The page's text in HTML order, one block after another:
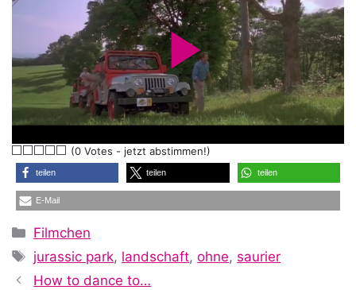
P
l
a
y
(0 Votes - jetzt abstimmen!)
teilen teilen teilen
E-Mail
Kategorien
Filmchen
Schlagwörter
jurassic park, landschaft,ohne, saurier
How to dance to…